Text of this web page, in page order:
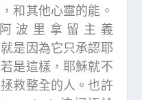
和其他心靈的能。
波里拿留主義
是因為它只承認耶
是這樣，耶穌就不
救整全的人。也許